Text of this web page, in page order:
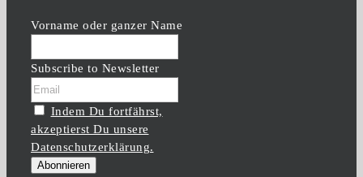
Vorname oder ganzer Name
Subscribe to Newsletter
Indem Du fortfährst,
akzeptierst Du unsere
Datenschutzerklärung.